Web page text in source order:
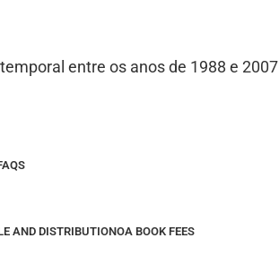
entre os anos de 1988 e 2007
AND DISTRIBUTIONOA BOOK FEES